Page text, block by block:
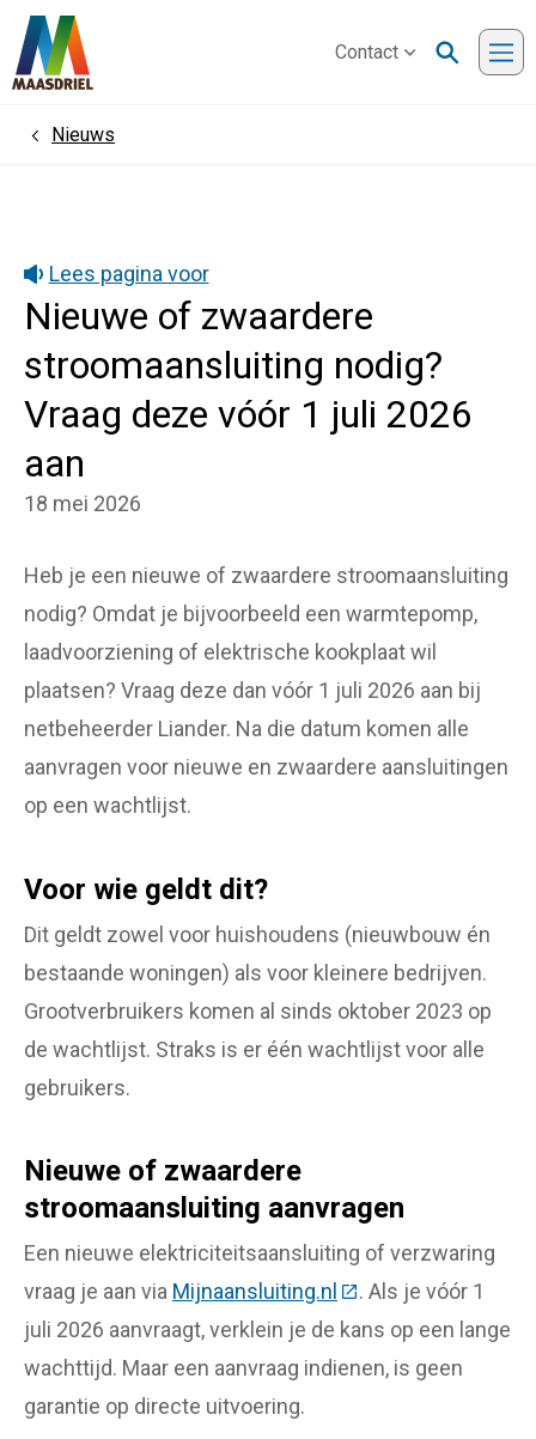
Contact
HomeNieuws
Lees pagina voor
Nieuwe of zwaardere
stroomaansluiting nodig?
Vraag deze vóór 1 juli 2026
aan
18 mei 2026
Heb je een nieuwe of zwaardere stroomaansluiting
nodig? Omdat je bijvoorbeeld een warmtepomp,
laadvoorziening of elektrische kookplaat wil
plaatsen? Vraag deze dan vóór 1 juli 2026 aan bij
netbeheerder Liander. Na die datum komen alle
aanvragen voor nieuwe en zwaardere aansluitingen
op een wachtlijst.
Voor wie geldt dit?
Dit geldt zowel voor huishoudens (nieuwbouw én
bestaande woningen) als voor kleinere bedrijven.
Grootverbruikers komen al sinds oktober 2023 op
de wachtlijst. Straks is er één wachtlijst voor alle
gebruikers.
Nieuwe of zwaardere
stroomaansluiting aanvragen
Een nieuwe elektriciteitsaansluiting of verzwaring
vraag je aan via Mijnaansluiting.nl (Deze link gaat
. Als je vóór 1
juli 2026 aanvraagt, verklein je de kans op een lange
wachttijd. Maar een aanvraag indienen, is geen
garantie op directe uitvoering.